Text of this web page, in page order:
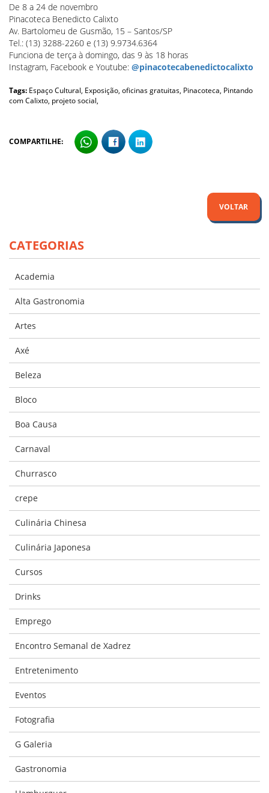
De 8 a 24 de novembro
Pinacoteca Benedicto Calixto
Av. Bartolomeu de Gusmão, 15 – Santos/SP
Tel.: (13) 3288-2260 e (13) 9.9734.6364
Funciona de terça à domingo, das 9 às 18 horas
Instagram, Facebook e Youtube: @pinacotecabenedictocalixto
Tags: Espaço Cultural, Exposição, oficinas gratuitas, Pinacoteca, Pintando
com Calixto, projeto social,
COMPARTILHE:
VOLTAR
CATEGORIAS
Academia
Alta Gastronomia
Artes
Axé
Beleza
Bloco
Boa Causa
Carnaval
Churrasco
crepe
Culinária Chinesa
Culinária Japonesa
Cursos
Drinks
Emprego
Encontro Semanal de Xadrez
Entretenimento
Eventos
Fotografia
G Galeria
Gastronomia